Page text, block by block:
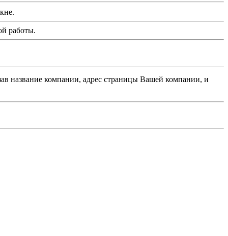
работы.
название компании, адрес страницы Вашей компании, и